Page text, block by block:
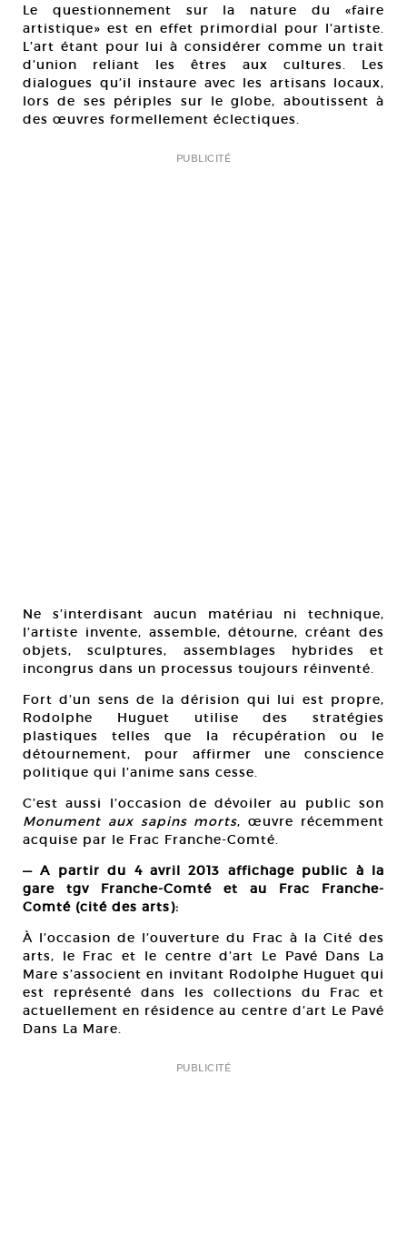
Le questionnement sur la nature du «faire
artistique» est en effet primordial pour l’artiste.
L’art étant pour lui à considérer comme un trait
d’union reliant les êtres aux cultures. Les
dialogues qu’il instaure avec les artisans locaux,
lors de ses périples sur le globe, aboutissent à
des œuvres formellement éclectiques.
PUBLICITÉ
Ne s’interdisant aucun matériau ni technique,
l’artiste invente, assemble, détourne, créant des
objets, sculptures, assemblages hybrides et
incongrus dans un processus toujours réinventé.
Fort d’un sens de la dérision qui lui est propre,
Rodolphe Huguet utilise des stratégies
plastiques telles que la récupération ou le
détournement, pour affirmer une conscience
politique qui l’anime sans cesse.
C’est aussi l’occasion de dévoiler au public son
Monument aux sapins morts, œuvre récemment
acquise par le Frac Franche-Comté.
— A partir du 4 avril 2013 affichage public à la
gare tgv Franche-Comté et au Frac Franche-
Comté (cité des arts):
À l’occasion de l’ouverture du Frac à la Cité des
arts, le Frac et le centre d’art Le Pavé Dans La
Mare s’associent en invitant Rodolphe Huguet qui
est représenté dans les collections du Frac et
actuellement en résidence au centre d’art Le Pavé
Dans La Mare.
PUBLICITÉ